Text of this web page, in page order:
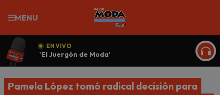
MENU
EN VIVO
'El Juergón de Moda'
Pamela López tomó radical decisión para